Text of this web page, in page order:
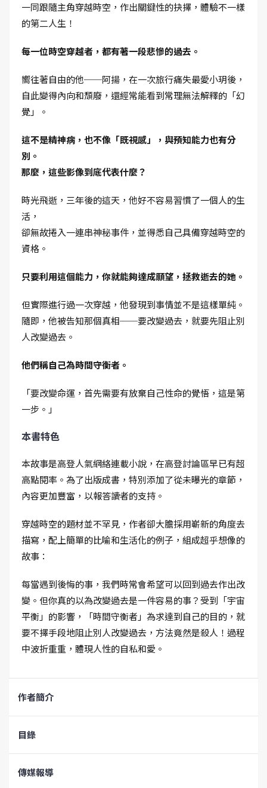
一同跟隨主角穿越時空，作出關鍵性的抉擇，體驗不一樣
的第二人生！
每一位時空穿越者，都有著一段悲慘的過去。
嚮往著自由的他──阿揚，在一次旅行痛失最愛小玥後，
自此變得內向和頹廢，還經常能看到常理無法解釋的「幻
覺」。
這不是精神病，也不像「既視感」，與預知能力也有分
別。
那麼，這些影像到底代表什麼？
時光飛逝，三年後的這天，他好不容易習慣了一個人的生
活，
卻無故捲入一連串神秘事件，並得悉自己具備穿越時空的
資格。
只要利用這個能力，你就能夠達成願望，拯救逝去的她。
但實際進行過一次穿越，他發現到事情並不是這樣單純。
隨即，他被告知那個真相──要改變過去，就要先阻止別
人改變過去。
他們稱自己為時間守衡者。
「要改變命運，首先需要有放棄自己性命的覺悟，這是第
一步。」
本書特色
本故事是高登人氣網絡連載小說，在高登討論區早已有超
高點閱率。為了出版成書，特別添加了從未曝光的章節，
內容更加豐富，以報答讀者的支持。
穿越時空的題材並不罕見，作者卻大膽採用嶄新的角度去
描寫，配上簡單的比喻和生活化的例子，組成超乎想像的
故事：
每當遇到後悔的事，我們時常會希望可以回到過去作出改
變。但你真的以為改變過去是一件容易的事？受到「宇宙
平衡」的影響，「時間守衡者」為求達到自己的目的，就
要不擇手段地阻止別人改變過去，方法竟然是殺人！過程
中波折重重，體現人性的自私和愛。
作者簡介
目錄
傳媒報導